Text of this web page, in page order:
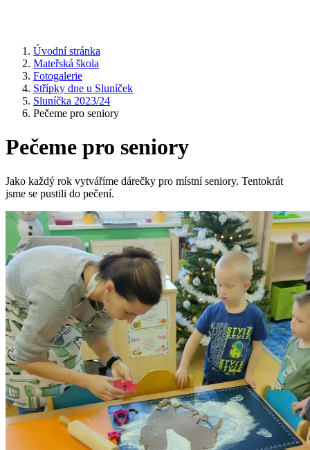
Úvodní stránka
Mateřská škola
Fotogalerie
Střípky dne u Sluníček
Sluníčka 2023/24
Pečeme pro seniory
Pečeme pro seniory
Jako každý rok vytváříme dárečky pro místní seniory. Tentokrát
jsme se pustili do pečení.